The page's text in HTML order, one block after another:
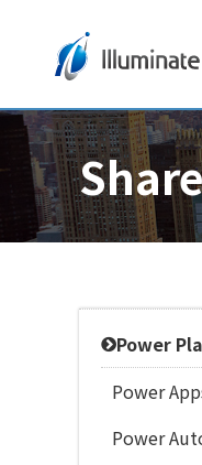
Power
Power
Power